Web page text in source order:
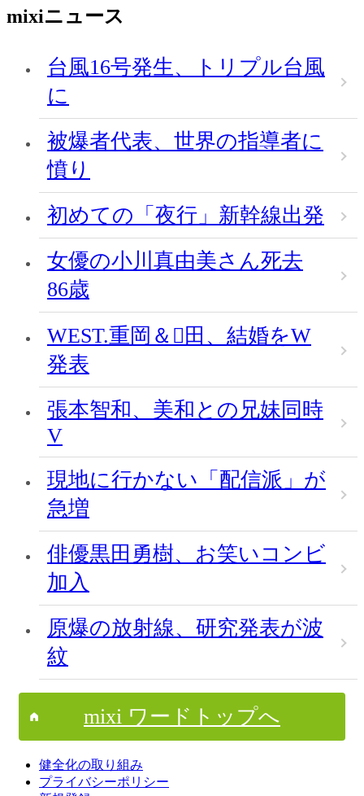
mixiニュース
台風16号発生、トリプル台風
に
被爆者代表、世界の指導者に
憤り
初めての「夜行」新幹線出発
女優の小川真由美さん死去
86歳
WEST.重岡＆田、結婚をW
発表
張本智和、美和との兄妹同時
V
現地に行かない「配信派」が
急増
俳優黒田勇樹、お笑いコンビ
加入
原爆の放射線、研究発表が波
紋
mixi ワードトップへ
健全化の取り組み
プライバシーポリシー